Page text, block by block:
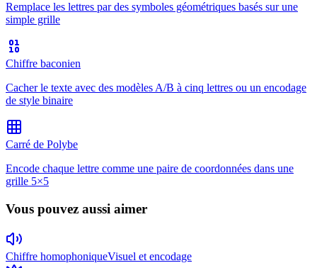
Remplace les lettres par des symboles géométriques basés sur une
simple grille
Chiffre baconien
Cacher le texte avec des modèles A/B à cinq lettres ou un encodage
de style binaire
Carré de Polybe
Encode chaque lettre comme une paire de coordonnées dans une
grille 5×5
Vous pouvez aussi aimer
Chiffre homophoniqueVisuel et encodage